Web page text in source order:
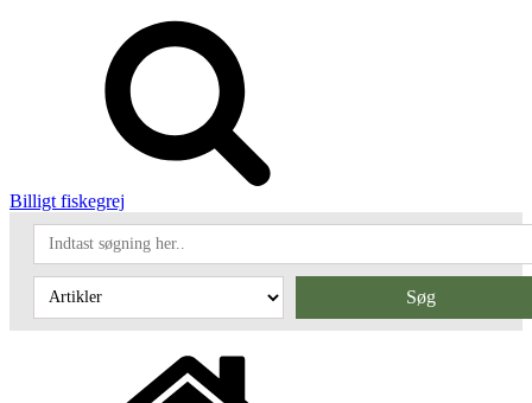
Billigt fiskegrej
Søg